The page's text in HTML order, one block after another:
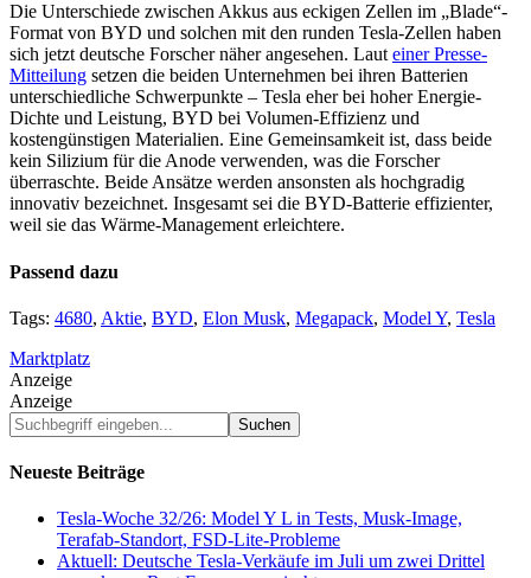
Die Unterschiede zwischen Akkus aus eckigen Zellen im „Blade“-
Format von BYD und solchen mit den runden Tesla-Zellen haben
sich jetzt deutsche Forscher näher angesehen. Laut einer Presse-
Mitteilung setzen die beiden Unternehmen bei ihren Batterien
unterschiedliche Schwerpunkte – Tesla eher bei hoher Energie-
Dichte und Leistung, BYD bei Volumen-Effizienz und
kostengünstigen Materialien. Eine Gemeinsamkeit ist, dass beide
kein Silizium für die Anode verwenden, was die Forscher
überraschte. Beide Ansätze werden ansonsten als hochgradig
innovativ bezeichnet. Insgesamt sei die BYD-Batterie effizienter,
weil sie das Wärme-Management erleichtere.
Passend dazu
Tags: 4680, Aktie, BYD, Elon Musk, Megapack, Model Y, Tesla
Marktplatz
Anzeige
Anzeige
Suchbegriff
eingeben...
Neueste Beiträge
Tesla-Woche 32/26: Model Y L in Tests, Musk-Image,
Terafab-Standort, FSD-Lite-Probleme
Aktuell: Deutsche Tesla-Verkäufe im Juli um zwei Drittel